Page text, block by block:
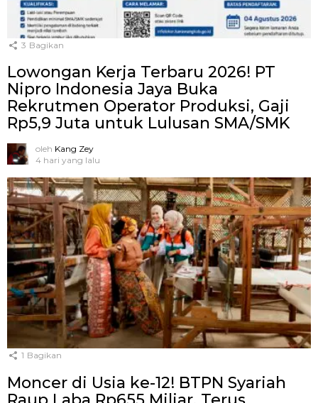
3 Bagikan
Lowongan Kerja Terbaru 2026! PT
Nipro Indonesia Jaya Buka
Rekrutmen Operator Produksi, Gaji
Rp5,9 Juta untuk Lulusan SMA/SMK
oleh Kang Zey
4 hari yang lalu
1 Bagikan
Moncer di Usia ke-12! BTPN Syariah